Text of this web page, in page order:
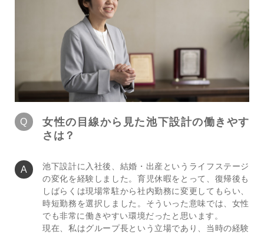
女性の目線から見た池下設計の働きやす
さは？
池下設計に入社後、結婚・出産というライフステージ
の変化を経験しました。育児休暇をとって、復帰後も
しばらくは現場常駐から社内勤務に変更してもらい、
時短勤務を選択しました。そういった意味では、女性
でも非常に働きやすい環境だったと思います。
現在、私はグループ長という立場であり、当時の経験